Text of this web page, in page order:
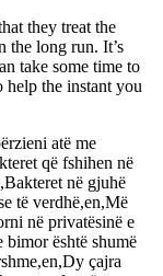
they treat the
the long run. It’s
take some time to
help the instant you
atë me
që fshihen në
në gjuhë
të verdhë,en,Më
në privatësinë e
bimor është shumë
çajra